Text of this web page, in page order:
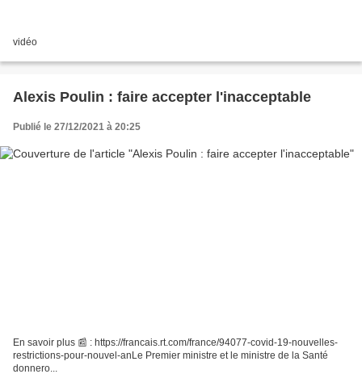
vidéo
Alexis Poulin : faire accepter l'inacceptable
Publié le 27/12/2021 à 20:25
En savoir plus 📰 : https://francais.rt.com/france/94077-covid-19-nouvelles-
restrictions-pour-nouvel-anLe Premier ministre et le ministre de la Santé
donnero...